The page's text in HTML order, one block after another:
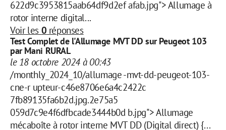
622d9c3953815aab64df9d2ef afab.jpg"> Allumage à
rotor interne digital...
Voir les 0 réponses
Test Complet de l'Allumage MVT DD sur Peugeot 103
par Mani RURAL
le 18 octobre 2024 à 00:43
/monthly_2024_10/allumage -mvt-dd-peugeot-103-
cne-r upteur-c46e8706e6a4c2422c
7fb89135fa6b2d.jpg.2e75a5
059d7c9e4f6dfbcade3444b0d b.jpg"> Allumage
mécaboîte à rotor interne MVT DD (Digital direct) {...